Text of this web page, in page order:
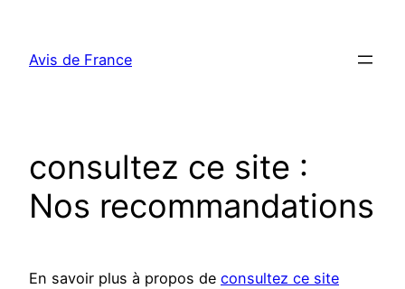
contenu
Avis de France
consultez ce site :
Nos recommandations
En savoir plus à propos de consultez ce site